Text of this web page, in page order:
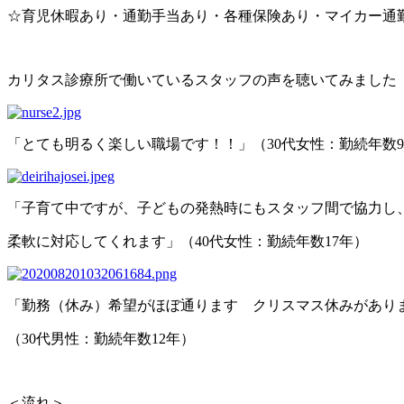
☆育児休暇あり・通勤手当あり・各種保険あり・マイカー通
カリタス診療所で働いているスタッフの声を聴いてみました
「とても明るく楽しい職場です！！」（30代女性：勤続年数9
「子育て中ですが、子どもの発熱時にもスタッフ間で協力し、
柔軟に対応してくれます」（40代女性：勤続年数17年）
「勤務（休み）希望がほぼ通ります クリスマス休みがあり
（30代男性：勤続年数12年）